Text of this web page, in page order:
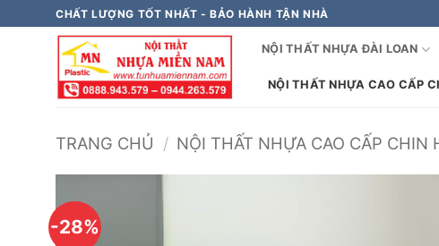
qua
CHẤT LƯỢNG TỐT NHẤT - BẢO HÀNH TẬN NHÀ
NỘI THẤT NHỰA ĐÀI LOAN
NỘI THẤT NHỰA CAO CẤP
TRANG CHỦ / NỘI THẤT NHỰA CAO CẤP CHIN
-28%